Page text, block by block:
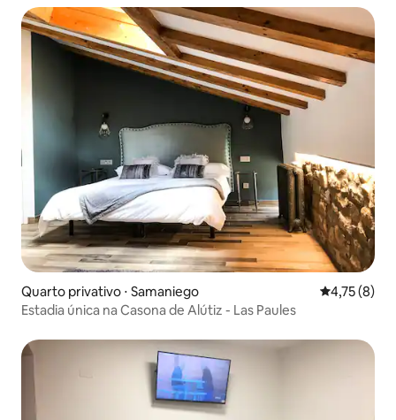
Quarto privativo ⋅ Samaniego 4,75 de
4,75 (8)
Estadia única na Casona de Alútiz - Las Paules